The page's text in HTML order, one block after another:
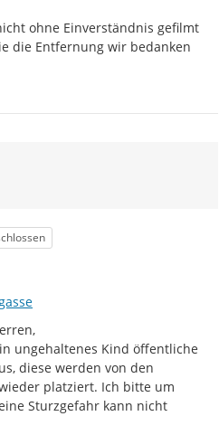
ohne Einverständnis gefilmt
die Entfernung wir bedanken
ungehaltenes Kind öffentliche
diese werden von den
platziert. Ich bitte um
Sturzgefahr kann nicht